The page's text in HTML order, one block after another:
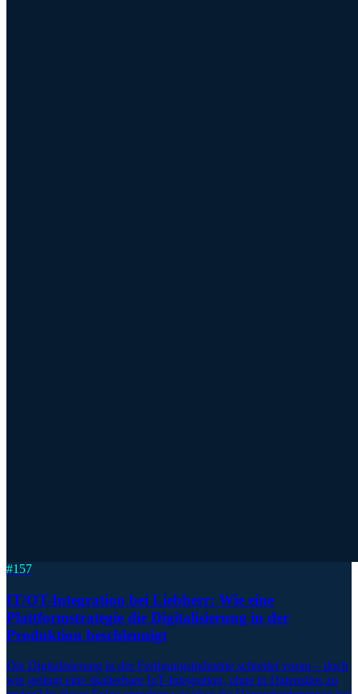
#157
IT/OT-Integration bei Liebherr: Wie eine
Plattformstrategie die Digitalisierung in der
Produktion beschleunigt
Die Digitalisierung in der Fertigungsindustrie schreitet voran – doch
wie gelingt eine skalierbare IoT-Integration, ohne in Datensilos zu